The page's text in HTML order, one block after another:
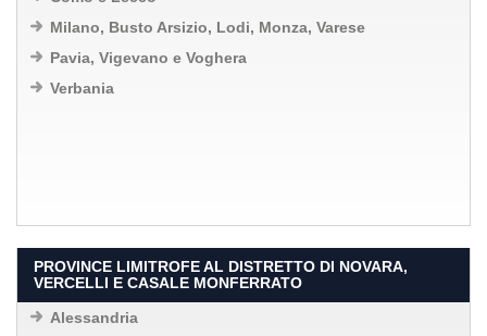
Milano, Busto Arsizio, Lodi, Monza, Varese
Pavia, Vigevano e Voghera
Verbania
PROVINCE LIMITROFE AL DISTRETTO DI NOVARA,
VERCELLI E CASALE MONFERRATO
Alessandria